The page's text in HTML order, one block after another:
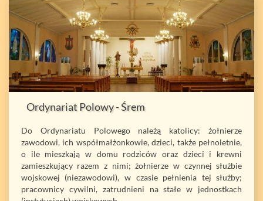
Ordynariat Polowy - Śrem
Do Ordynariatu Polowego należą katolicy: żołnierze
zawodowi, ich współmałżonkowie, dzieci, także pełnoletnie,
o ile mieszkają w domu rodziców oraz dzieci i krewni
zamieszkujący razem z nimi; żołnierze w czynnej służbie
wojskowej (niezawodowi), w czasie pełnienia tej służby;
pracownicy cywilni, zatrudnieni na stałe w jednostkach